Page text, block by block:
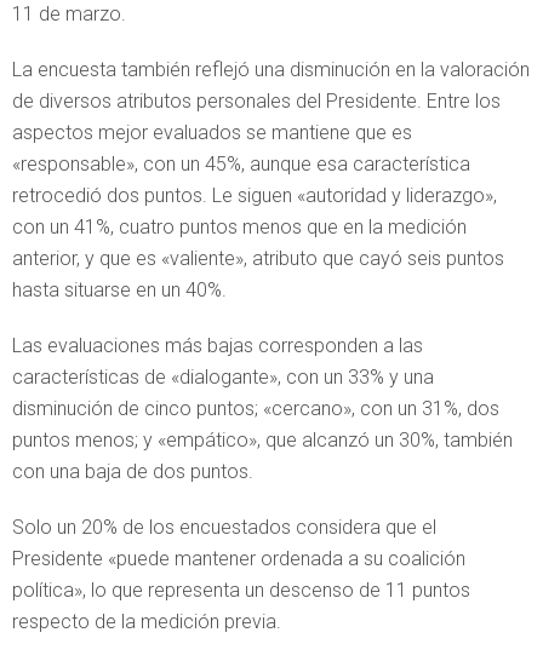
11 de marzo.
La encuesta también reflejó una disminución en la valoración
de diversos atributos personales del Presidente. Entre los
aspectos mejor evaluados se mantiene que es
«responsable», con un 45%, aunque esa característica
retrocedió dos puntos. Le siguen «autoridad y liderazgo»,
con un 41%, cuatro puntos menos que en la medición
anterior, y que es «valiente», atributo que cayó seis puntos
hasta situarse en un 40%.
Las evaluaciones más bajas corresponden a las
características de «dialogante», con un 33% y una
disminución de cinco puntos; «cercano», con un 31%, dos
puntos menos; y «empático», que alcanzó un 30%, también
con una baja de dos puntos.
Solo un 20% de los encuestados considera que el
Presidente «puede mantener ordenada a su coalición
política», lo que representa un descenso de 11 puntos
respecto de la medición previa.